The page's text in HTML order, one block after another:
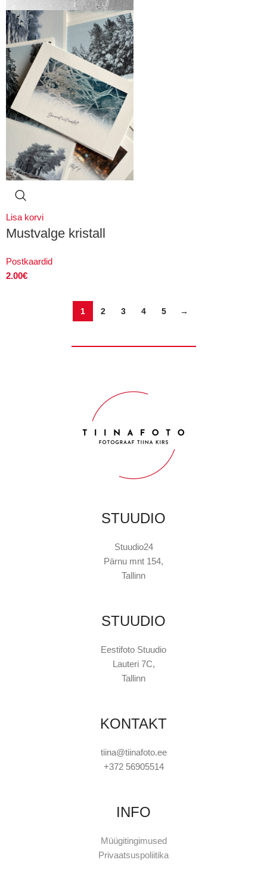
Lisa korvi
Mustvalge kristall
Postkaardid
2.00€
1 2 3 4 5 →
STUUDIO
Stuudio24
Pärnu mnt 154,
Tallinn
STUUDIO
Eestifoto Stuudio
Lauteri 7C,
Tallinn
KONTAKT
tiina@tiinafoto.ee
+372 56905514
INFO
Müügitingimused
Privaatsuspoliitika